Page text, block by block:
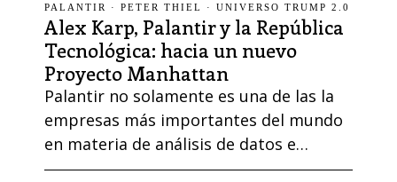
PALANTIR · PETER THIEL · UNIVERSO TRUMP 2.0
Alex Karp, Palantir y la República
Tecnológica: hacia un nuevo
Proyecto Manhattan
Palantir no solamente es una de las la
empresas más importantes del mundo
en materia de análisis de datos e
Inteligencia Artificial para la seguridad,